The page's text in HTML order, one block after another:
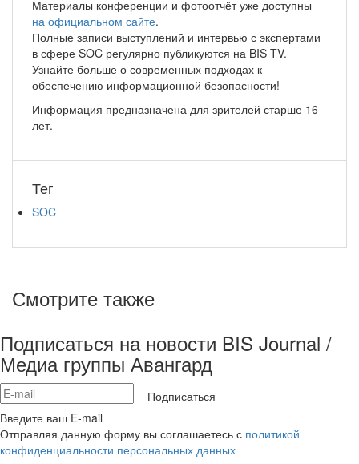
Материалы конференции и фотоотчёт уже доступны
на официальном сайте.
Полные записи выступлений и интервью с экспертами
в сфере SOC регулярно публикуются на BIS TV.
Узнайте больше о современных подходах к
обеспечению информационной безопасности!
Информация предназначена для зрителей старше 16
лет.
Тег
SOC
Смотрите также
Подписаться на новости BIS Journal /
Медиа группы Авангард
Подписаться
Введите ваш E-mail
Отправляя данную форму вы соглашаетесь с политикой
конфиденциальности персональных данных